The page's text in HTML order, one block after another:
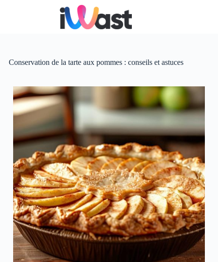
Conservation de la tarte aux pommes : conseils et astuces